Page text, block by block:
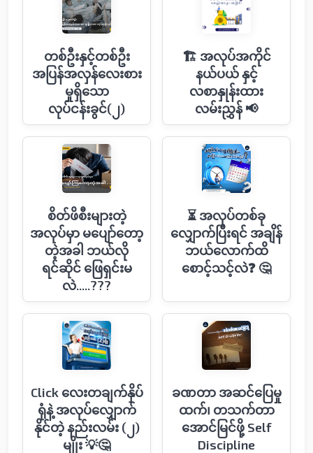
တစ်ဦးနှင့်တစ်ဦး
အပြန်အလှန်​လေးစား
မှုရှိ​​သော
လုပ်ငန်းခွင်(၂)
🏗 အလုပ်အကိုင်
နယ်ပယ် နှင့်
လစာနှုန်းထား
လမ်းညွှန် 📢
စိတ်ဖိစီးများတဲ့
အလုပ်မှာ မပျော်တော့
တဲ့အခါ ဘယ်လို
ရင်ဆိုင်​ ဖြေရှင်းမ
လဲ.....???
⏳ အလုပ်တစ်ခု
လျှောက်ပြီးရင် အချိန်
ဘယ်လောက်ထိ
စောင့်သင့်လဲ❓ 🤔
Click လေးတချက်နှိပ်
ရုံနဲ့ အလုပ်လျှောက်
နိုင်တဲ့ နည်းလမ်း (၂)
မျိုး 💡🤔
ခဏတာ အဆင်ပြေမှု
ထက်၊ တသက်တာ
အောင်မြင်ဖို့ Self
Discipline